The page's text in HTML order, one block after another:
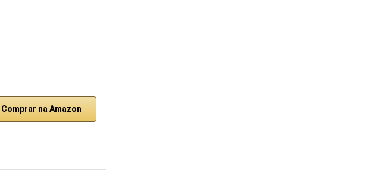
Comprar na Amazon